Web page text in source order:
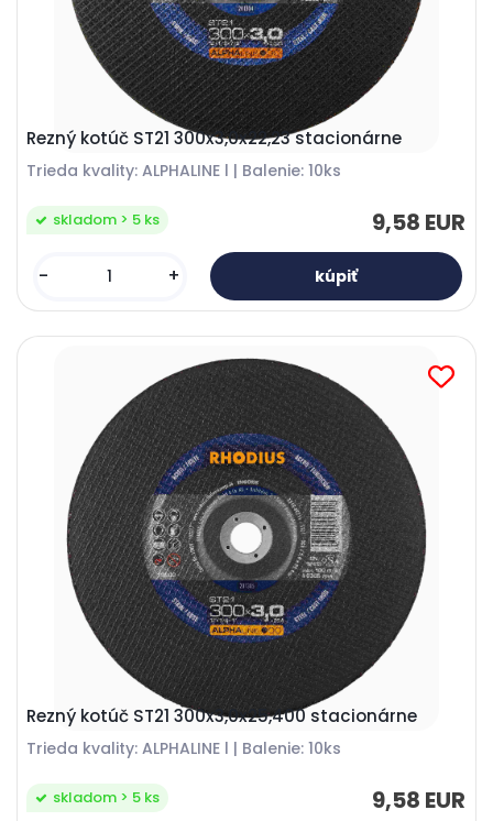
Rezný kotúč ST21 300x3,0x22,23 stacionárne
Trieda kvality: ALPHALINE l | Balenie: 10ks
9,58 EUR
skladom > 5 ks
- +
Rezný kotúč ST21 300x3,0x25,400 stacionárne
Trieda kvality: ALPHALINE l | Balenie: 10ks
9,58 EUR
skladom > 5 ks